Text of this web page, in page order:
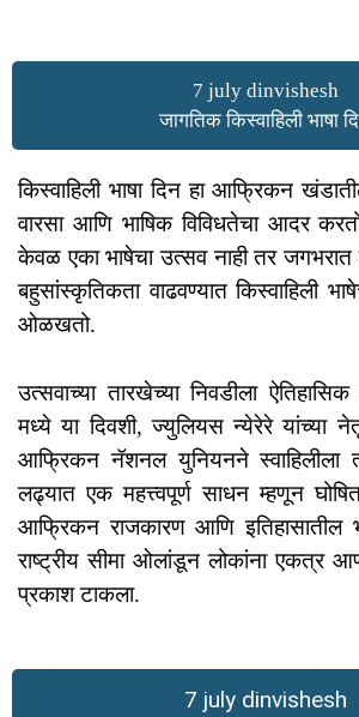
7 july dinvishesh
जागतिक किस्वाहिली भाषा
किस्वाहिली भाषा दिन हा आफ्रिकन
वारसा आणि भाषिक विविधतेचा आदर
केवळ एका भाषेचा उत्सव नाही तर
बहुसांस्कृतिकता वाढवण्यात किस्वाहिली
ओळखतो.
उत्सवाच्या तारखेच्या निवडीला
मध्ये या दिवशी, ज्युलियस न्येरेरे यांच्या
आफ्रिकन नॅशनल युनियनने स्वाहिलीला
लढ्यात एक महत्त्वपूर्ण साधन म्हणून
आफ्रिकन राजकारण आणि इतिहासातील
राष्ट्रीय सीमा ओलांडून लोकांना एकत्र
प्रकाश टाकला.
7 july dinvishesh